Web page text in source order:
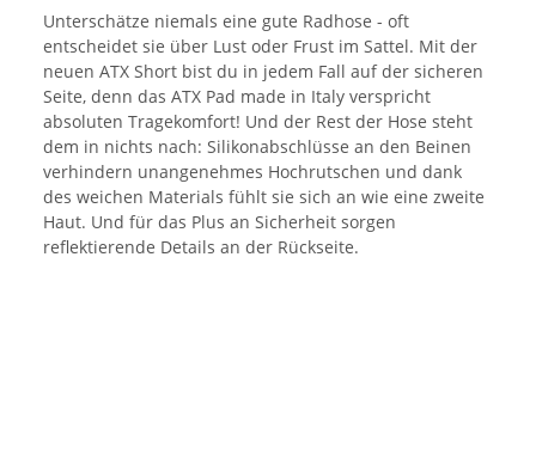
Unterschätze niemals eine gute Radhose - oft
entscheidet sie über Lust oder Frust im Sattel. Mit der
neuen ATX Short bist du in jedem Fall auf der sicheren
Seite, denn das ATX Pad made in Italy verspricht
absoluten Tragekomfort! Und der Rest der Hose steht
dem in nichts nach: Silikonabschlüsse an den Beinen
verhindern unangenehmes Hochrutschen und dank
des weichen Materials fühlt sie sich an wie eine zweite
Haut. Und für das Plus an Sicherheit sorgen
reflektierende Details an der Rückseite.